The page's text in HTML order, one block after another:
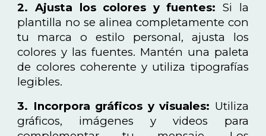
2. Ajusta los colores y fuentes: Si la
plantilla no se alinea completamente con
tu marca o estilo personal, ajusta los
colores y las fuentes. Mantén una paleta
de colores coherente y utiliza tipografías
legibles.
3. Incorpora gráficos y visuales: Utiliza
gráficos, imágenes y videos para